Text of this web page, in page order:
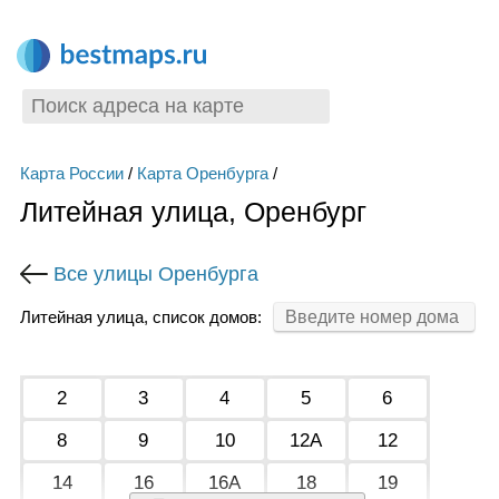
Карта России/ Карта Оренбурга/
Литейная улица, Оренбург
Все улицы Оренбурга
Литейная улица, список домов:
2 3 4 5
6
8
9 10 12А
12
14
16 16А 18
19